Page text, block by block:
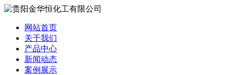
网站首页
关于我们
产品中心
新闻动态
案例展示